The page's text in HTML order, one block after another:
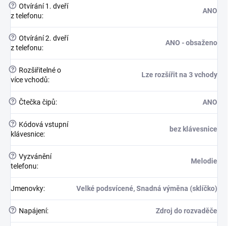
? Otvírání 1. dveří
z telefonu:
ANO
? Otvírání 2. dveří
z telefonu:
ANO - obsaženo
?
Rozšiřitelné o
více vchodů:
Lze rozšířit na 3 vchody
? Čtečka čipů: ANO
?
Kódová vstupní
klávesnice:
bez klávesnice
? Vyzvánění
telefonu:
Melodie
Jmenovky: Velké podsvícené, Snadná výměna (sklíčko)
? Napájení: Zdroj do rozvaděče